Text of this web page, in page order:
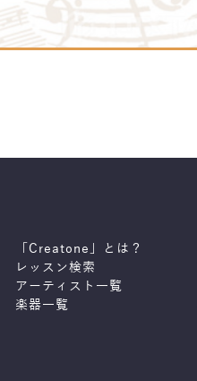
「Creatone」とは？
レッスン検索
アーティスト一覧
楽器一覧